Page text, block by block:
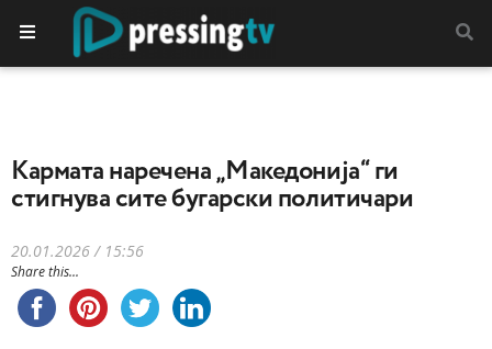
Kармата наречена „Македонија“ ги
стигнува сите бугарски политичари
20.01.2026 / 15:56
Share this...